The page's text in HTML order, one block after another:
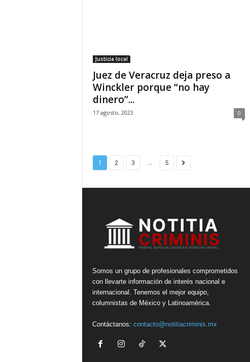
Justicia local
Juez de Veracruz deja preso a
Winckler porque “no hay
dinero”...
17 agosto, 2023 0
1 2 3 ... 5
Somos un grupo de profesionales comprometidos
con llevarte información de interés nacional e
internacional. Tenemos el mejor equipo,
columnistas de México y Latinoamérica.
Contáctanos: contacto@notitiacriminis.mx